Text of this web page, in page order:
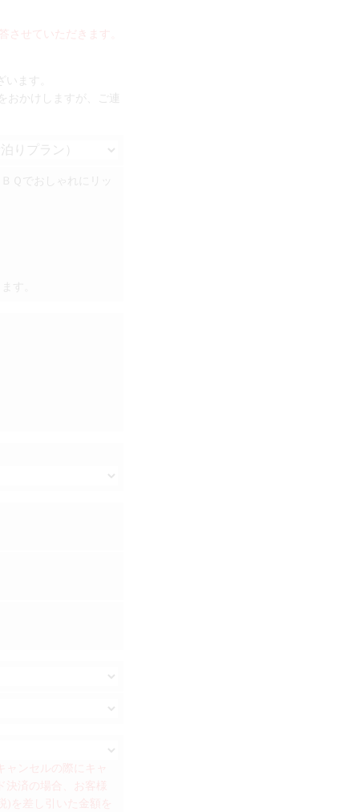
せていただきます。
ます。
かけしますが、ご連
Ｑでおしゃれにリッ
ンセルの際にキャ
済の場合、お客様
)を差し引いた金額を